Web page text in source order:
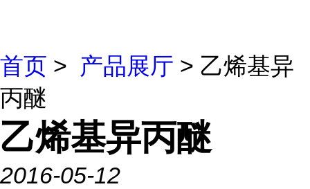
首页 > 产品展厅 > 乙烯基异
丙醚
乙烯基异丙醚
2016-05-12